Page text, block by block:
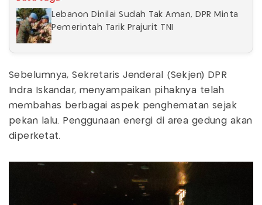
Lebanon Dinilai Sudah Tak Aman, DPR Minta
Pemerintah Tarik Prajurit TNI
Sebelumnya, Sekretaris Jenderal (Sekjen) DPR
Indra Iskandar, menyampaikan pihaknya telah
membahas berbagai aspek penghematan sejak
pekan lalu. Penggunaan energi di area gedung akan
diperketat.